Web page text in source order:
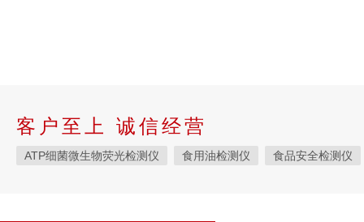
客户至上 诚信经营
ATP细菌微生物荧光检测仪 食用油检测仪 食品安全检测仪